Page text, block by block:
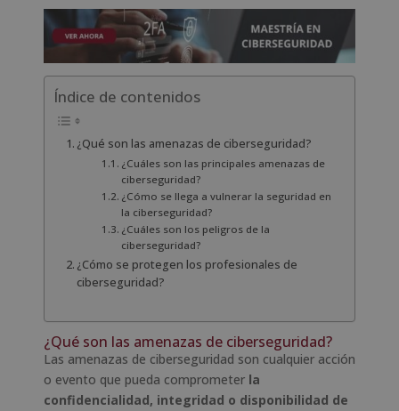
Índice de contenidos
¿Qué son las amenazas de ciberseguridad?
¿Cuáles son las principales amenazas de
ciberseguridad?
¿Cómo se llega a vulnerar la seguridad en
la ciberseguridad?
¿Cuáles son los peligros de la
ciberseguridad?
¿Cómo se protegen los profesionales de
ciberseguridad?
¿Qué son las amenazas de ciberseguridad?
Las amenazas de ciberseguridad son cualquier acción
o evento que pueda comprometer la
confidencialidad, integridad o disponibilidad de